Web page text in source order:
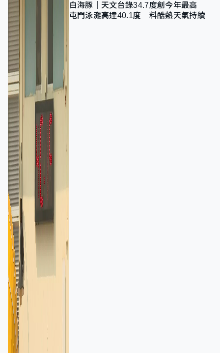
白海豚｜天文台錄34.7度創今年最高
屯門泳灘高達40.1度 料酷熱天氣持續